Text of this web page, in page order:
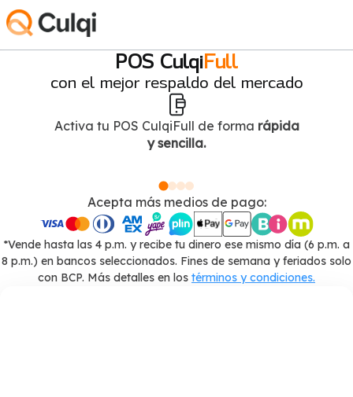
POS CulqiFull
con el mejor respaldo del mercado
Activa tu POS CulqiFull de forma rápida
y sencilla.
Acepta más medios de pago:
*Vende hasta las 4 p.m. y recibe tu dinero ese mismo día (6 p.m. a
8 p.m.) en bancos seleccionados. Fines de semana y feriados solo
con BCP. Más detalles en los términos y condiciones.